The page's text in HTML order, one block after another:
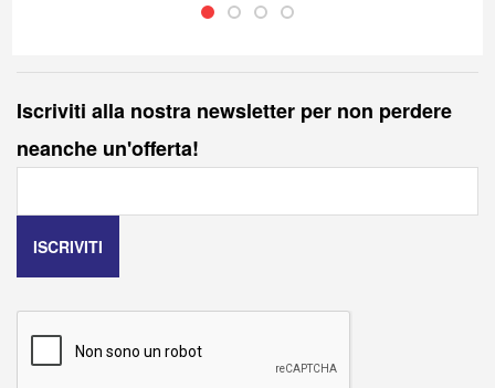
Iscriviti alla nostra newsletter per non perdere
neanche un'offerta!